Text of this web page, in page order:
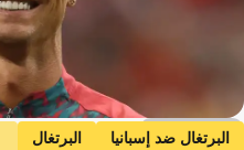
Getty Images
البرتغال ضد إسبانيا البرتغال